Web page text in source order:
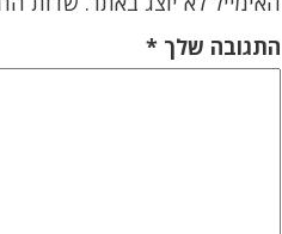
התגובה שלך*